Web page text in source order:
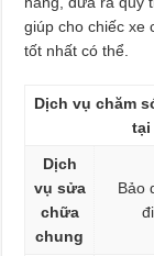
giúp cho chiếc xe
tốt nhất có thể.
Dịch vụ chăm
tại
Dịch
vụ sửa
chữa
chung
Bảo